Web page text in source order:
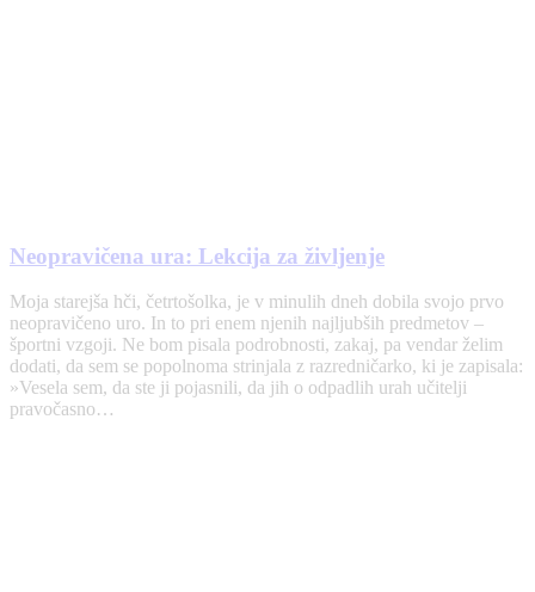
Neopravičena ura: Lekcija za življenje
Moja starejša hči, četrtošolka, je v minulih dneh dobila svojo prvo
neopravičeno uro. In to pri enem njenih najljubših predmetov –
športni vzgoji. Ne bom pisala podrobnosti, zakaj, pa vendar želim
dodati, da sem se popolnoma strinjala z razredničarko, ki je zapisala:
»Vesela sem, da ste ji pojasnili, da jih o odpadlih urah učitelji
pravočasno…